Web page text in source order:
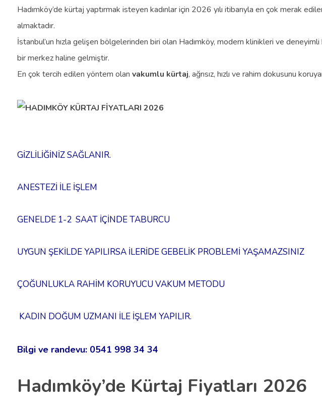
Hadımköy’de kürtaj yaptırmak isteyen kadınlar için 2026 yılı itibarıyla en çok merak
almaktadır.
İstanbul’un hızla gelişen bölgelerinden biri olan Hadımköy, modern klinikleri ve
bir merkez haline gelmiştir.
En çok tercih edilen yöntem olan vakumlu kürtaj, ağrısız, hızlı ve rahim dokusunu
GİZLİLİĞİNİZ SAĞLANIR.
ANESTEZİ İLE İŞLEM
GENELDE 1-2 SAAT İÇİNDE TABURCU
UYGUN ŞEKİLDE YAPILIRSA İLERİDE GEBELİK PROBLEMİ YAŞAMAZSINIZ
ÇOĞUNLUKLA RAHİM KORUYUCU VAKUM METODU
KADIN DOĞUM UZMANI İLE İŞLEM YAPILIR.
Bilgi ve randevu: 0541 998 34 34
Hadımköy’de Kürtaj Fiyatları 2026